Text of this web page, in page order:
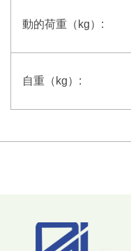
動的荷重（kg）:
自重（kg）: